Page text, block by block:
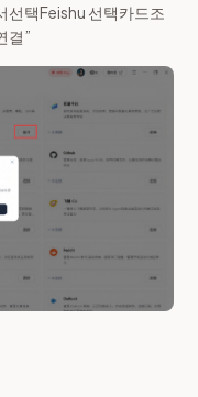
선택Feishu 선택카드조
결”